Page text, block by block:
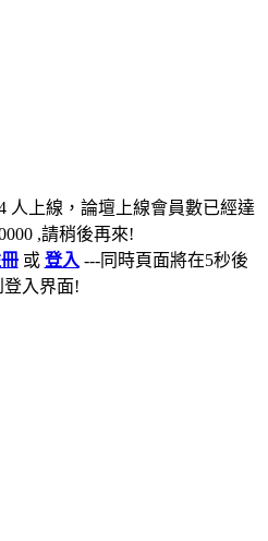
人上線，論壇上線會員數已經達
,請稍後再來!
或 登入 ---同時頁面將在5秒後
登入界面!